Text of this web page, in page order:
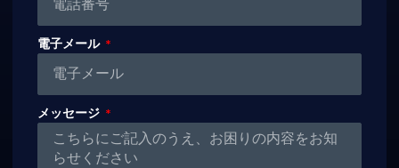
電子メール
メッセージ